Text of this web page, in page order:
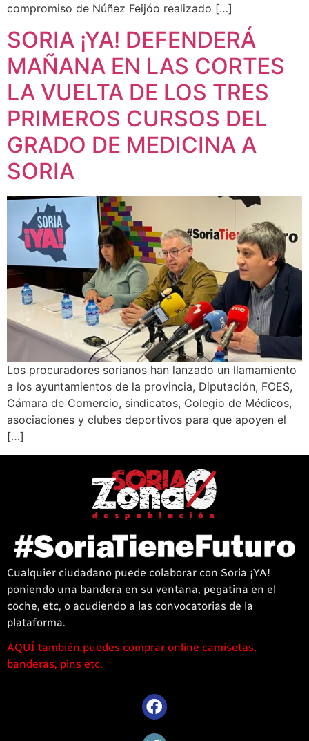
compromiso de Núñez Feijóo realizado […]
SORIA ¡YA! DEFENDERÁ
MAÑANA EN LAS CORTES
LA VUELTA DE LOS TRES
PRIMEROS CURSOS DEL
GRADO DE MEDICINA A
SORIA
Los procuradores sorianos han lanzado un llamamiento
a los ayuntamientos de la provincia, Diputación, FOES,
Cámara de Comercio, sindicatos, Colegio de Médicos,
asociaciones y clubes deportivos para que apoyen el
[…]
Cualquier ciudadano puede colaborar con Soria ¡YA!
poniendo una bandera en su ventana, pegatina en el
coche, etc, o acudiendo a las convocatorias de la
plataforma.
1win
casino
AQUÍ también puedes comprar online camisetas,
banderas, pins etc.